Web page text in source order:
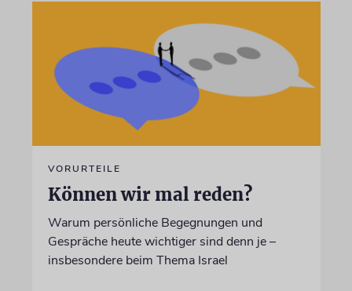
VORURTEILE
Können wir mal reden?
Warum persönliche Begegnungen und
Gespräche heute wichtiger sind denn je –
insbesondere beim Thema Israel